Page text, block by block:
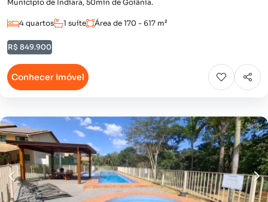
Município de Indiara, 50min de Goiânia.
4 quartos 1 suíte Área de 170 - 617 m²
R$ 849.900
Conhecer imóvel